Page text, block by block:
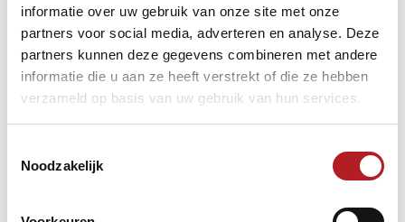
informatie over uw gebruik van onze site met onze
partners voor social media, adverteren en analyse. Deze
partners kunnen deze gegevens combineren met andere
informatie die u aan ze heeft verstrekt of die ze hebben
verzameld op basis van uw gebruik van hun services.
Noodzakelijk
20.00:
Dani Sánchez-Pedro Gonzalez
Jérémy Bury-Marco Zanetti
Tayfun Tasdemir-Erick Tellez
Eddy Merckx (België) 4-2.500-18